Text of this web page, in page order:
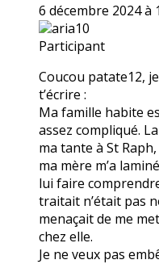
6 décembre 2024 à
aria10
Participant
Coucou patate12,
t’écrire :
Ma famille habite
assez compliqué.
ma tante à St
ma mère m’a
lui faire
traitait n’était pas
menaçait de me
chez elle.
Je ne veux pas